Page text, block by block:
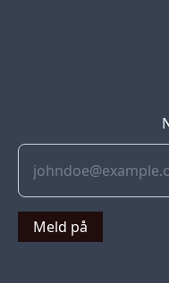
Meld på